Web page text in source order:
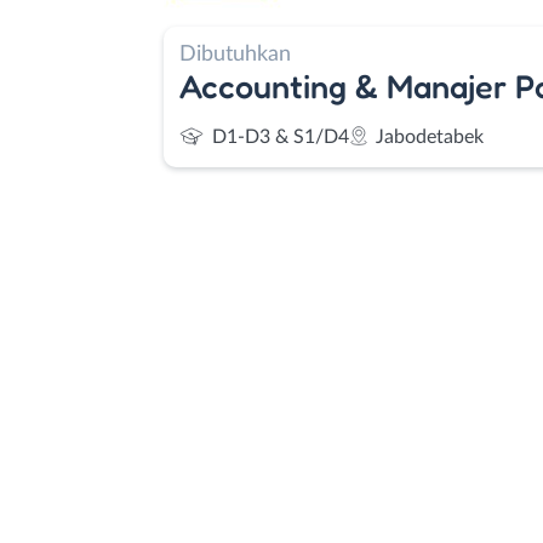
Dibutuhkan
Accounting & Manajer
D1-D3 & S1/D4 Jabodetabek